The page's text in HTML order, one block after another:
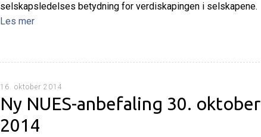
selskapsledelses betydning for verdiskapingen i selskapene.
Les mer
16. oktober 2014
Ny NUES-anbefaling 30. oktober
2014